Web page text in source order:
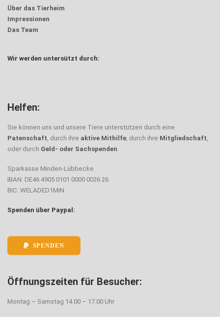
Über das Tierheim
Impressionen
Das Team
Wir werden untersützt durch:
Helfen:
Sie können uns und unsere Tiere unterstützen durch eine
Patenschaft, durch ihre aktive Mithilfe, durch ihre Mitgliedschaft,
oder durch Geld- oder Sachspenden.
Sparkasse Minden-Lübbecke
IBAN: DE46 4905 0101 0000 0026 26
BIC: WELADED1MIN
Spenden über Paypal:
SPENDEN
Öffnungszeiten für Besucher:
Montag – Samstag 14.00 – 17.00 Uhr